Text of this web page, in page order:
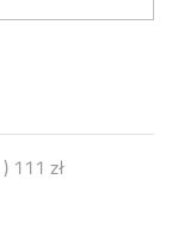
) 111 zł